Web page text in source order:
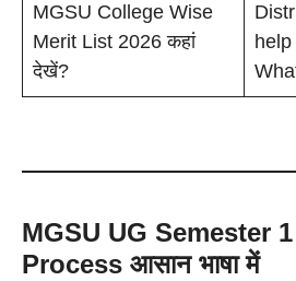
MGSU College Wise
Merit List 2026 कहां
देखें?
MGSU UG Semester
Process आसान भाषा में